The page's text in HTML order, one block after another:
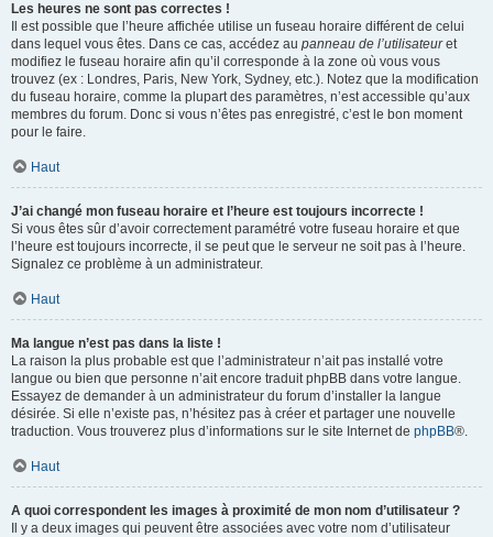
Les heures ne sont pas correctes !
Il est possible que l’heure affichée utilise un fuseau horaire différent de celui
dans lequel vous êtes. Dans ce cas, accédez au panneau de l’utilisateuret
modifiez le fuseau horaire afin qu’il corresponde à la zone où vous vous
trouvez (ex : Londres, Paris, New York, Sydney, etc.). Notez que la modification
du fuseau horaire, comme la plupart des paramètres, n’est accessible qu’aux
membres du forum. Donc si vous n’êtes pas enregistré, c’est le bon moment
pour le faire.
Haut
J’ai changé mon fuseau horaire et l’heure est toujours incorrecte !
Si vous êtes sûr d’avoir correctement paramétré votre fuseau horaire et que
l’heure est toujours incorrecte, il se peut que le serveur ne soit pas à l’heure.
Signalez ce problème à un administrateur.
Haut
Ma langue n’est pas dans la liste !
La raison la plus probable est que l’administrateur n’ait pas installé votre
langue ou bien que personne n’ait encore traduit phpBB dans votre langue.
Essayez de demander à un administrateur du forum d’installer la langue
désirée. Si elle n’existe pas, n’hésitez pas à créer et partager une nouvelle
traduction. Vous trouverez plus d’informations sur le site Internet de phpBB®.
Haut
A quoi correspondent les images à proximité de mon nom d’utilisateur ?
Il y a deux images qui peuvent être associées avec votre nom d’utilisateur